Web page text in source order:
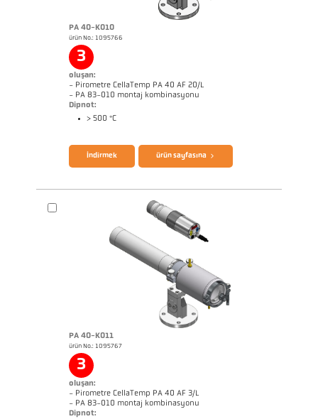
PA 40-K010
ürün No.: 1095766
3
oluşan:
- Pirometre CellaTemp PA 40 AF 20/L
- PA 83-010 montaj kombinasyonu
Dipnot:
> 500 °C
İndirmek ürün sayfasına
PA 40-K011
ürün No.: 1095767
3
oluşan:
- Pirometre CellaTemp PA 40 AF 3/L
- PA 83-010 montaj kombinasyonu
Dipnot: